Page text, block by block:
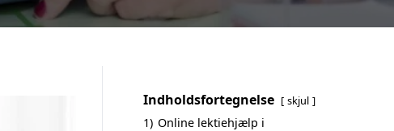
Indholdsfortegnelse skjul
1) Online lektiehjælp i